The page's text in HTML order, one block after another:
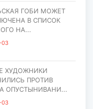
ГОБИ МОЖЕТ
В СПИСОК
НА...
03
ХУДОЖНИКИ
ПРОТИВ
ОПУСТЫНИВАНИ...
03